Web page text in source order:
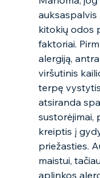
kitokių odos
faktoriai.
alergiją,
viršutinis
terpę
atsiranda
sustorėjimai,
kreiptis į
priežasties.
maistui,
aplinkos